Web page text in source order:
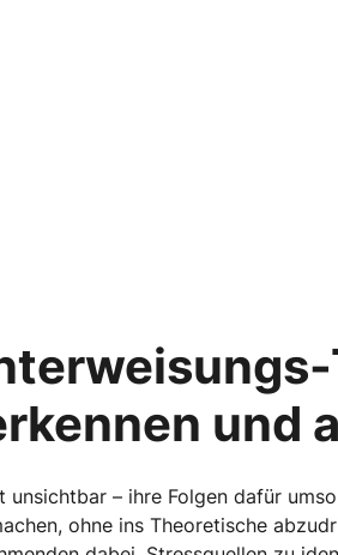
und
unsichtbar – ihre Folgen dafür
ohne ins Theoretische